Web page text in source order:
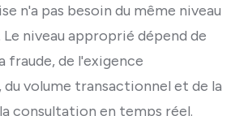
n'a pas besoin du même niveau
niveau approprié dépend de
fraude, de l'exigence
volume transactionnel et de la
consultation en temps réel.